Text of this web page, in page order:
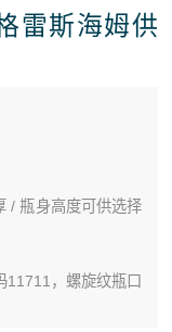
雷斯海姆供
/ 瓶身高度可供选择
11711，螺旋纹瓶口